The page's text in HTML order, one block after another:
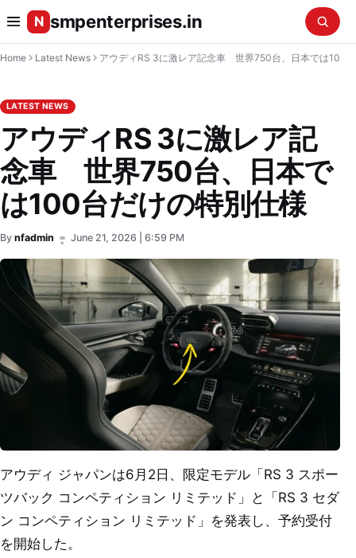
N smpenterprises.in
Home Latest News
LATEST NEWS
アウディRS 3に激レア記
念車 世界750台、日本で
は100台だけの特別仕様
By nfadmin • June 21, 2026 | 6:59 PM
アウディ ジャパンは6月2日、限定モデル「RS 3 スポー
ツバック コンペティション リミテッド」と「RS 3 セダ
ン コンペティション リミテッド」を発表し、予約受付
を開始した。